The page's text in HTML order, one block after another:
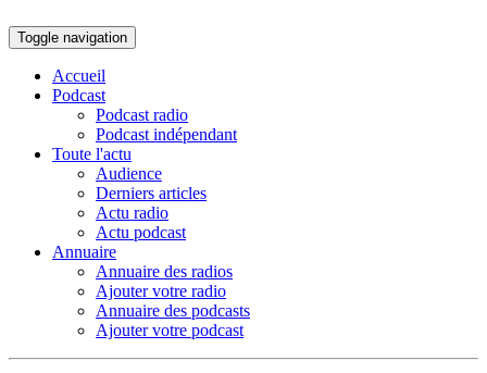
Toggle navigation
Accueil
Podcast
Podcast radio
Podcast indépendant
Toute l'actu
Audience
Derniers articles
Actu radio
Actu podcast
Annuaire
Annuaire des radios
Ajouter votre radio
Annuaire des podcasts
Ajouter votre podcast